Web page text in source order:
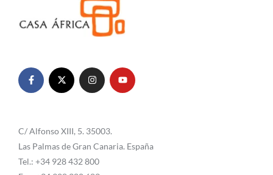
C/ Alfonso XIII, 5. 35003.
Las Palmas de Gran Canaria. España
Tel.: +34 928 432 800